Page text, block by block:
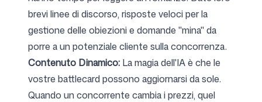
brevi linee di discorso, risposte veloci per la
gestione delle obiezioni e domande "mina" da
porre a un potenziale cliente sulla concorrenza.
Contenuto Dinamico: La magia dell'IA è che le
vostre battlecard possono aggiornarsi da sole.
Quando un concorrente cambia i prezzi, quel